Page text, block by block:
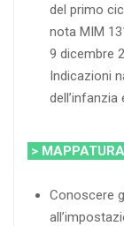
del primo
nota MIM
9 dicembre
Indicazioni
dell’infanzia
>
Conoscere